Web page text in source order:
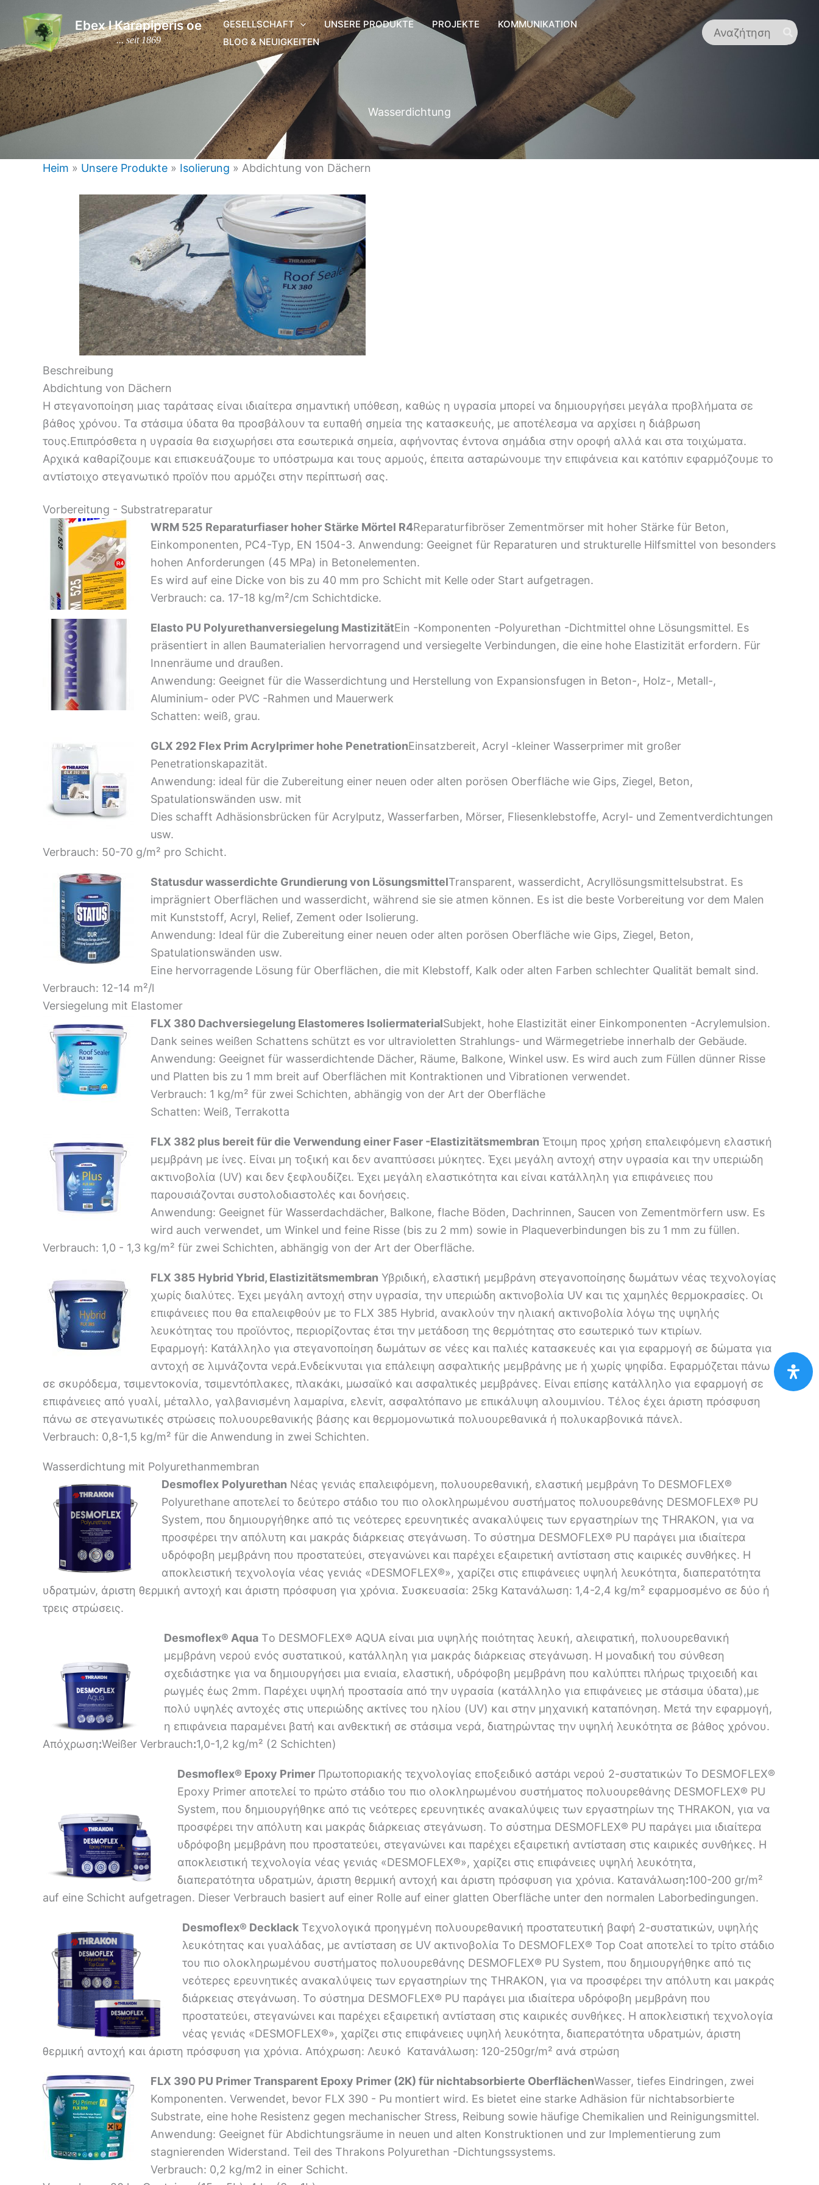
Inhalt
springen
Ebex l Karapiperis oe
... seit 1869
GESELLSCHAFT UNSERE PRODUKTE PROJEKTE
KOMMUNIKATION
BLOG & NEUIGKEITEN
Suchen
nach:
Wasserdichtung
Heim » Unsere Produkte » Isolierung » Abdichtung von Dächern
Beschreibung
Abdichtung von Dächern
Η στεγανοποίηση μιας ταράτσας είναι ιδιαίτερα σημαντική υπόθεση, καθώς η υγρασία μπορεί να δημιουργήσει μεγάλα προβλήματα σε
βάθος χρόνου. Τα στάσιμα ύδατα θα προσβάλουν τα ευπαθή σημεία της κατασκευής, με αποτέλεσμα να αρχίσει η διάβρωση
τους.Επιπρόσθετα η υγρασία θα εισχωρήσει στα εσωτερικά σημεία, αφήνοντας έντονα σημάδια στην οροφή αλλά και στα τοιχώματα.
Αρχικά καθαρίζουμε και επισκευάζουμε το υπόστρωμα και τους αρμούς, έπειτα ασταρώνουμε την επιφάνεια και κατόπιν εφαρμόζουμε το
αντίστοιχο στεγανωτικό προϊόν που αρμόζει στην περίπτωσή σας.
Vorbereitung - Substratreparatur
WRM 525 Reparaturfiaser hoher Stärke Mörtel R4Reparaturfibröser Zementmörser mit hoher Stärke für Beton,
Einkomponenten, PC4-Typ, EN 1504-3. Anwendung: Geeignet für Reparaturen und strukturelle Hilfsmittel von besonders
hohen Anforderungen (45 MPa) in Betonelementen.
Es wird auf eine Dicke von bis zu 40 mm pro Schicht mit Kelle oder Start aufgetragen.
Verbrauch: ca. 17-18 kg/m²/cm Schichtdicke.
Elasto PU Polyurethanversiegelung MastizitätEin -Komponenten -Polyurethan -Dichtmittel ohne Lösungsmittel. Es
präsentiert in allen Baumaterialien hervorragend und versiegelte Verbindungen, die eine hohe Elastizität erfordern. Für
Innenräume und draußen.
Anwendung: Geeignet für die Wasserdichtung und Herstellung von Expansionsfugen in Beton-, Holz-, Metall-,
Aluminium- oder PVC -Rahmen und Mauerwerk
Schatten: weiß, grau.
GLX 292 Flex Prim Acrylprimer hohe PenetrationEinsatzbereit, Acryl -kleiner Wasserprimer mit großer
Penetrationskapazität.
Anwendung: ideal für die Zubereitung einer neuen oder alten porösen Oberfläche wie Gips, Ziegel, Beton,
Spatulationswänden usw. mit
Dies schafft Adhäsionsbrücken für Acrylputz, Wasserfarben, Mörser, Fliesenklebstoffe, Acryl- und Zementverdichtungen
usw.
Verbrauch: 50-70 g/m² pro Schicht.
Statusdur wasserdichte Grundierung von LösungsmittelTransparent, wasserdicht, Acryllösungsmittelsubstrat. Es
imprägniert Oberflächen und wasserdicht, während sie sie atmen können. Es ist die beste Vorbereitung vor dem Malen
mit Kunststoff, Acryl, Relief, Zement oder Isolierung.
Anwendung: Ideal für die Zubereitung einer neuen oder alten porösen Oberfläche wie Gips, Ziegel, Beton,
Spatulationswänden usw.
Eine hervorragende Lösung für Oberflächen, die mit Klebstoff, Kalk oder alten Farben schlechter Qualität bemalt sind.
Verbrauch: 12-14 m²/l
Versiegelung mit Elastomer
FLX 380 Dachversiegelung Elastomeres IsoliermaterialSubjekt, hohe Elastizität einer Einkomponenten -Acrylemulsion.
Dank seines weißen Schattens schützt es vor ultravioletten Strahlungs- und Wärmegetriebe innerhalb der Gebäude.
Anwendung: Geeignet für wasserdichtende Dächer, Räume, Balkone, Winkel usw. Es wird auch zum Füllen dünner Risse
und Platten bis zu 1 mm breit auf Oberflächen mit Kontraktionen und Vibrationen verwendet.
Verbrauch: 1 kg/m² für zwei Schichten, abhängig von der Art der Oberfläche
Schatten: Weiß, Terrakotta
FLX 382 plus bereit für die Verwendung einer Faser -Elastizitätsmembran Έτοιμη προς χρήση επαλειφόμενη ελαστική
μεμβράνη με ίνες. Είναι μη τοξική και δεν αναπτύσσει μύκητες. Έχει μεγάλη αντοχή στην υγρασία και την υπεριώδη
ακτινοβολία (UV) και δεν ξεφλουδίζει. Έχει μεγάλη ελαστικότητα και είναι κατάλληλη για επιφάνειες που
παρουσιάζονται συστολοδιαστολές και δονήσεις.
Anwendung: Geeignet für Wasserdachdächer, Balkone, flache Böden, Dachrinnen, Saucen von Zementmörfern usw. Es
wird auch verwendet, um Winkel und feine Risse (bis zu 2 mm) sowie in Plaqueverbindungen bis zu 1 mm zu füllen.
Verbrauch: 1,0 - 1,3 kg/m² für zwei Schichten, abhängig von der Art der Oberfläche.
FLX 385 Hybrid Ybrid, Elastizitätsmembran Υβριδική, ελαστική μεμβράνη στεγανοποίησης δωμάτων νέας τεχνολογίας
χωρίς διαλύτες. Έχει μεγάλη αντοχή στην υγρασία, την υπεριώδη ακτινοβολία UV και τις χαμηλές θερμοκρασίες. Οι
επιφάνειες που θα επαλειφθούν με το FLX 385 Hybrid, ανακλούν την ηλιακή ακτινοβολία λόγω της υψηλής
λευκότητας του προϊόντος, περιορίζοντας έτσι την μετάδοση της θερμότητας στο εσωτερικό των κτιρίων.
Εφαρμογή: Κατάλληλο για στεγανοποίηση δωμάτων σε νέες και παλιές κατασκευές και για εφαρμογή σε δώματα για
αντοχή σε λιμνάζοντα νερά.Ενδείκνυται για επάλειψη ασφαλτικής μεμβράνης με ή χωρίς ψηφίδα. Εφαρμόζεται πάνω
σε σκυρόδεμα, τσιμεντοκονία, τσιμεντόπλακες, πλακάκι, μωσαϊκό και ασφαλτικές μεμβράνες. Είναι επίσης κατάλληλο για εφαρμογή σε
επιφάνειες από γυαλί, μέταλλο, γαλβανισμένη λαμαρίνα, ελενίτ, ασφαλτόπανο με επικάλυψη αλουμινίου. Τέλος έχει άριστη πρόσφυση
πάνω σε στεγανωτικές στρώσεις πολυουρεθανικής βάσης και θερμομονωτικά πολυουρεθανικά ή πολυκαρβονικά πάνελ.
Verbrauch: 0,8-1,5 kg/m² für die Anwendung in zwei Schichten.
Wasserdichtung mit Polyurethanmembran
Desmoflex Polyurethan Νέας γενιάς επαλειφόμενη, πολυουρεθανική, ελαστική μεμβράνη Το DESMOFLEX®
Polyurethane αποτελεί το δεύτερο στάδιο του πιο ολοκληρωμένου συστήματος πολυουρεθάνης DESMOFLEX® PU
System, που δημιουργήθηκε από τις νεότερες ερευνητικές ανακαλύψεις των εργαστηρίων της THRAKON, για να
προσφέρει την απόλυτη και μακράς διάρκειας στεγάνωση. Το σύστημα DESMOFLEX® PU παράγει μια ιδιαίτερα
υδρόφοβη μεμβράνη που προστατεύει, στεγανώνει και παρέχει εξαιρετική αντίσταση στις καιρικές συνθήκες. Η
αποκλειστική τεχνολογία νέας γενιάς «DESMOFLEX®», χαρίζει στις επιφάνειες υψηλή λευκότητα, διαπερατότητα
υδρατμών, άριστη θερμική αντοχή και άριστη πρόσφυση για χρόνια. Συσκευασία: 25kg Κατανάλωση: 1,4-2,4 kg/m² εφαρμοσμένο σε δύο ή
τρεις στρώσεις.
Desmoflex® Aqua Tο DESMOFLEX® AQUA είναι μια υψηλής ποιότητας λευκή, αλειφατική, πολυουρεθανική
μεμβράνη νερού ενός συστατικού, κατάλληλη για μακράς διάρκειας στεγάνωση. Η μοναδική του σύνθεση
σχεδιάστηκε για να δημιουργήσει μια ενιαία, ελαστική, υδρόφοβη μεμβράνη που καλύπτει πλήρως τριχοειδή και
ρωγμές έως 2mm. Παρέχει υψηλή προστασία από την υγρασία (κατάλληλο για επιφάνειες με στάσιμα ύδατα),με
πολύ υψηλές αντοχές στις υπεριώδης ακτίνες του ηλίου (UV) και στην μηχανική καταπόνηση. Μετά την εφαρμογή,
η επιφάνεια παραμένει βατή και ανθεκτική σε στάσιμα νερά, διατηρώντας την υψηλή λευκότητα σε βάθος χρόνου.
Απόχρωση:Weißer Verbrauch:1,0-1,2 kg/m² (2 Schichten)
Desmoflex® Epoxy Primer Πρωτοποριακής τεχνολογίας εποξειδικό αστάρι νερού 2-συστατικών Το DESMOFLEX®
Epoxy Primer αποτελεί το πρώτο στάδιο του πιο ολοκληρωμένου συστήματος πολυουρεθάνης DESMOFLEX® PU
System, που δημιουργήθηκε από τις νεότερες ερευνητικές ανακαλύψεις των εργαστηρίων της THRAKON, για να
προσφέρει την απόλυτη και μακράς διάρκειας στεγάνωση. Το σύστημα DESMOFLEX® PU παράγει μια ιδιαίτερα
υδρόφοβη μεμβράνη που προστατεύει, στεγανώνει και παρέχει εξαιρετική αντίσταση στις καιρικές συνθήκες. Η
αποκλειστική τεχνολογία νέας γενιάς «DESMOFLEX®», χαρίζει στις επιφάνειες υψηλή λευκότητα,
διαπερατότητα υδρατμών, άριστη θερμική αντοχή και άριστη πρόσφυση για χρόνια. Κατανάλωση:100-200 gr/m²
auf eine Schicht aufgetragen. Dieser Verbrauch basiert auf einer Rolle auf einer glatten Oberfläche unter den normalen Laborbedingungen.
Desmoflex® Decklack Τεχνολογικά προηγμένη πολυουρεθανική προστατευτική βαφή 2-συστατικών, υψηλής
λευκότητας και γυαλάδας, με αντίσταση σε UV ακτινοβολία Το DESMOFLEX® Top Coat αποτελεί το τρίτο στάδιο
του πιο ολοκληρωμένου συστήματος πολυουρεθάνης DESMOFLEX® PU System, που δημιουργήθηκε από τις
νεότερες ερευνητικές ανακαλύψεις των εργαστηρίων της THRAKON, για να προσφέρει την απόλυτη και μακράς
διάρκειας στεγάνωση. Το σύστημα DESMOFLEX® PU παράγει μια ιδιαίτερα υδρόφοβη μεμβράνη που
προστατεύει, στεγανώνει και παρέχει εξαιρετική αντίσταση στις καιρικές συνθήκες. Η αποκλειστική τεχνολογία
νέας γενιάς «DESMOFLEX®», χαρίζει στις επιφάνειες υψηλή λευκότητα, διαπερατότητα υδρατμών, άριστη
θερμική αντοχή και άριστη πρόσφυση για χρόνια. Απόχρωση: Λευκό Κατανάλωση: 120-250gr/m² ανά στρώση
FLX 390 PU Primer Transparent Epoxy Primer (2K) für nichtabsorbierte OberflächenWasser, tiefes Eindringen, zwei
Komponenten. Verwendet, bevor FLX 390 - Pu montiert wird. Es bietet eine starke Adhäsion für nichtabsorbierte
Substrate, eine hohe Resistenz gegen mechanischer Stress, Reibung sowie häufige Chemikalien und Reinigungsmittel.
Anwendung: Geeignet für Abdichtungsräume in neuen und alten Konstruktionen und zur Implementierung zum
stagnierenden Widerstand. Teil des Thrakons Polyurethan -Dichtungssystems.
Verbrauch: 0,2 kg/m2 in einer Schicht.